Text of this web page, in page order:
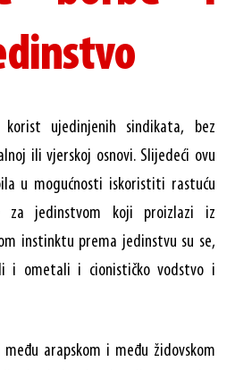
ujedinjenih sindikata, bez
ili vjerskoj osnovi. Slijedeći ovu
u mogućnosti iskoristiti rastuću
jedinstvom koji proizlazi iz
instinktu prema jedinstvu su se,
i ometali i cionističko vodstvo i
arapskom i među židovskom